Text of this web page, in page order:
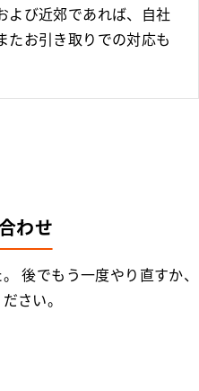
よび近郊であれば、自社
たお引き取りでの対応も
わせ
後でもう一度やり直すか、
さい。